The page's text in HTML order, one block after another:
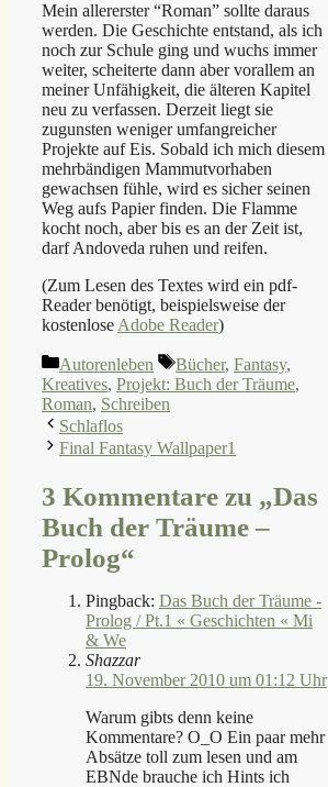
Mein allererster “Roman” sollte daraus
werden. Die Geschichte entstand, als ich
noch zur Schule ging und wuchs immer
weiter, scheiterte dann aber vorallem an
meiner Unfähigkeit, die älteren Kapitel
neu zu verfassen. Derzeit liegt sie
zugunsten weniger umfangreicher
Projekte auf Eis. Sobald ich mich diesem
mehrbändigen Mammutvorhaben
gewachsen fühle, wird es sicher seinen
Weg aufs Papier finden. Die Flamme
kocht noch, aber bis es an der Zeit ist,
darf Andoveda ruhen und reifen.
(Zum Lesen des Textes wird ein pdf-
Reader benötigt, beispielsweise der
kostenlose Adobe Reader)
Kategorien
Autorenleben Schlagwörter
Bücher, Fantasy,
Kreatives, Projekt: Buch der Träume,
Roman, Schreiben
Schlaflos
Final Fantasy Wallpaper1
3 Kommentare zu „Das
Buch der Träume –
Prolog“
Pingback: Das Buch der Träume -
Prolog / Pt.1 « Geschichten « Mi
& We
Shazzar
19. November 2010 um 01:12 Uhr
Warum gibts denn keine
Kommentare? O_O Ein paar mehr
Absätze toll zum lesen und am
EBNde brauche ich Hints ich